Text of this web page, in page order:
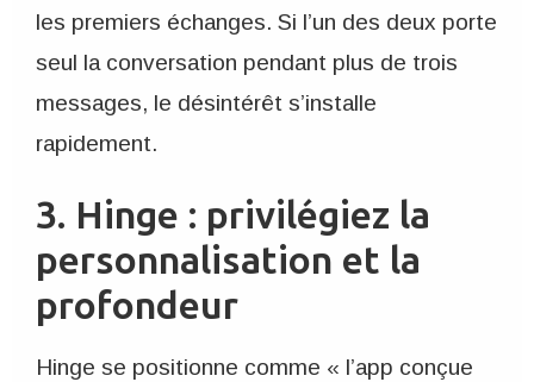
les premiers échanges. Si l’un des deux porte
seul la conversation pendant plus de trois
messages, le désintérêt s’installe
rapidement.
3. Hinge : privilégiez la
personnalisation et la
profondeur
Hinge se positionne comme « l’app conçue